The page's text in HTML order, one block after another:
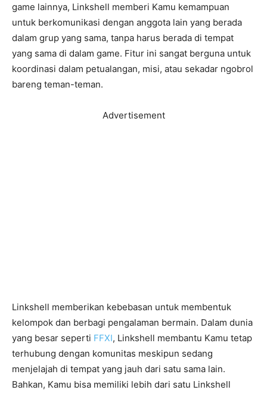
game lainnya, Linkshell memberi Kamu kemampuan
untuk berkomunikasi dengan anggota lain yang berada
dalam grup yang sama, tanpa harus berada di tempat
yang sama di dalam game. Fitur ini sangat berguna untuk
koordinasi dalam petualangan, misi, atau sekadar ngobrol
bareng teman-teman.
Advertisement
Linkshell memberikan kebebasan untuk membentuk
kelompok dan berbagi pengalaman bermain. Dalam dunia
yang besar seperti FFXI, Linkshell membantu Kamu tetap
terhubung dengan komunitas meskipun sedang
menjelajah di tempat yang jauh dari satu sama lain.
Bahkan, Kamu bisa memiliki lebih dari satu Linkshell